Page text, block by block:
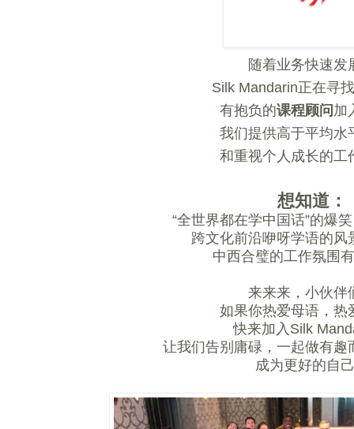
随着业务快速发
Silk Mandarin正在寻
有抱负的课程顾问 加
我们提供高于平均水
和重视个人成长的工
想知道：
“全世界都在学中国话”的爆
跨文化前沿咿呀学语的风
中西合璧的工作氛围
来来来，小伙伴
如果你热爱母语，热
快来加入Silk
让我们告别庸碌，一起做有趣
成为更好的自